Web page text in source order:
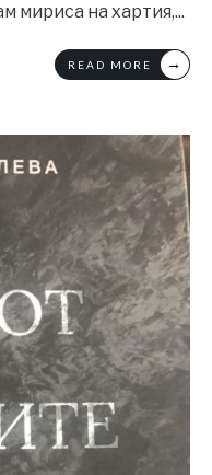
мириса на хартия,...
READ MORE →